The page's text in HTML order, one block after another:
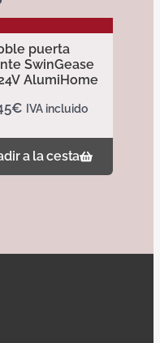
puerta
SwinGease
AlumiHome
€ IVA incluido
a la cesta